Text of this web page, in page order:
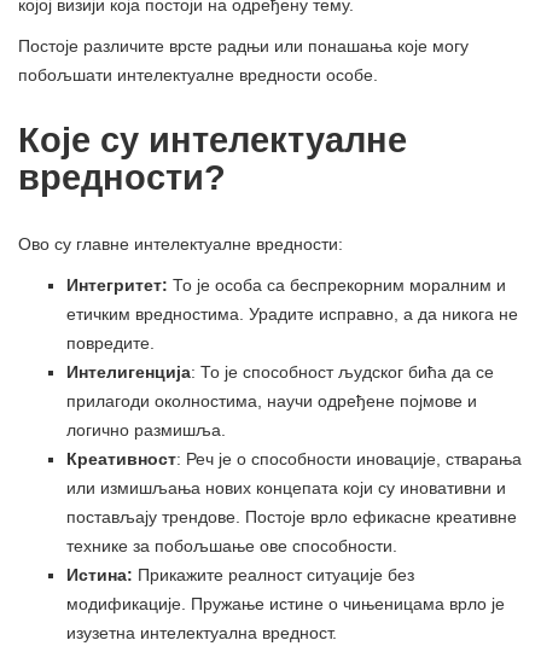
којој визији која постоји на одређену тему.
Постоје различите врсте радњи или понашања које могу
побољшати интелектуалне вредности особе.
Које су интелектуалне
вредности?
Ово су главне интелектуалне вредности:
Интегритет: То је особа са беспрекорним моралним и
етичким вредностима. Урадите исправно, а да никога не
повредите.
Интелигенција: То је способност људског бића да се
прилагоди околностима, научи одређене појмове и
логично размишља.
Креативност: Реч је о способности иновације, стварања
или измишљања нових концепата који су иновативни и
постављају трендове. Постоје врло ефикасне креативне
технике за побољшање ове способности.
Истина: Прикажите реалност ситуације без
модификације. Пружање истине о чињеницама врло је
изузетна интелектуална вредност.